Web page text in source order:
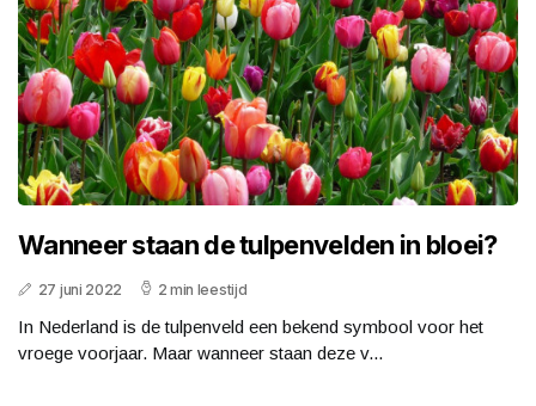
Wanneer staan de tulpenvelden in bloei?
27 juni 2022 2 min leestijd
In Nederland is de tulpenveld een bekend symbool voor het
vroege voorjaar. Maar wanneer staan deze v...